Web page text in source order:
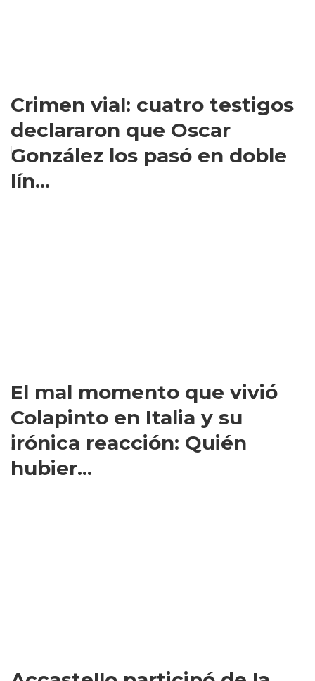
Crimen vial: cuatro testigos
declararon que Oscar
González los pasó en doble
lín...
El mal momento que vivió
Colapinto en Italia y su
irónica reacción: Quién
hubier...